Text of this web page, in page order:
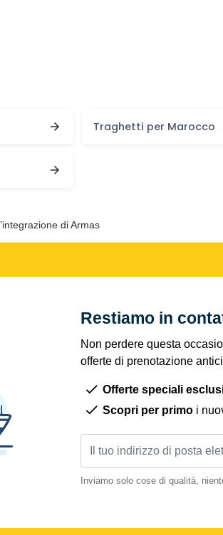
Traghetti per Marocco
di Armas
Restiamo in
Non perdere questa
offerte di prenotazione
Offerte speciali
Scopri per primo i
Inviamo solo cose di qualità,